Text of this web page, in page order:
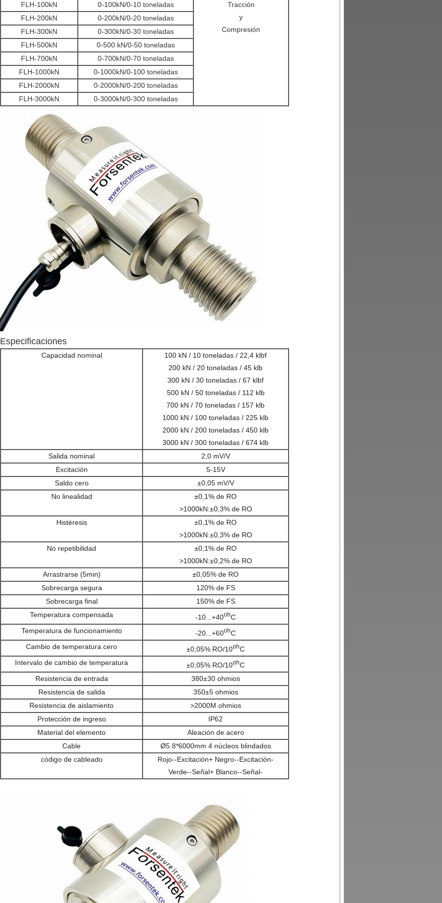
FLH-100kN
0-100kN/0-10 toneladas
Tracción
y
Compresión
FLH-200kN
0-200kN/0-20 toneladas
FLH-300kN
0-300kN/0-30 toneladas
FLH-500kN
0-500 kN/0-50 toneladas
FLH-700kN
0-700kN/0-70 toneladas
FLH-1000kN
0-1000kN/0-100 toneladas
FLH-2000kN
0-2000kN/0-200 toneladas
FLH-3000kN
0-3000kN/0-300 toneladas
Especificaciones
Capacidad nominal
100 kN / 10 toneladas / 22,4 klbf
200 kN / 20 toneladas / 45 klb
300 kN / 30 toneladas / 67 klbf
500 kN / 50 toneladas / 112 klb
700 kN / 70 toneladas / 157 klb
1000 kN / 100 toneladas / 225 klb
2000 kN / 200 toneladas / 450 klb
3000 kN / 300 toneladas / 674 klb
Salida nominal
2,0 mV/V
Excitación
5-15V
Saldo cero
±0,05 mV/V
No linealidad
±0,1% de RO
>1000kN:±0,3% de RO
Histéresis
±0,1% de RO
>1000kN:±0,3% de RO
No repetibilidad
±0,1% de RO
>1000kN:±0,2% de RO
Arrastrarse (5min)
±0,05% de RO
Sobrecarga segura
120% de FS
Sobrecarga final
150% de FS
Temperatura compensada
-10...+40ohC
Temperatura de funcionamiento
-20...+60ohC
Cambio de temperatura cero
±0,05% RO/10ohC
Intervalo de cambio de temperatura
±0,05% RO/10ohC
Resistencia de entrada
380±30 ohmios
Resistencia de salida
350±5 ohmios
Resistencia de aislamiento
>2000M ohmios
Protección de ingreso
IP62
Material del elemento
Aleación de acero
Cable
Ø5.8*6000mm 4 núcleos blindados
código de cableado
Rojo--Excitación+ Negro--Excitación-
Verde--Señal+ Blanco--Señal-